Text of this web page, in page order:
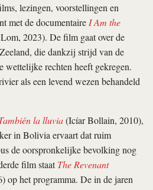
lezingen, voorstellingen en
met de documentaireI Am the
2023). De film gaat over de
die dankzij strijd van de
wettelijke rechten heeft gekregen.
als een levend wezen behandeld
la lluvia(Icíar Bollain, 2010),
in Bolivia ervaart dat ruim
de oorspronkelijke bevolking nog
film staatThe Revenant
op het programma. De in de jaren